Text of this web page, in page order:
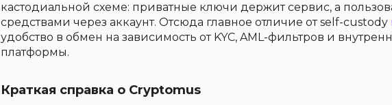
кастодиальной схеме: приватные ключи держит сервис, а
средствами через аккаунт. Отсюда главное отличие от self-custody
удобство в обмен на зависимость от KYC, AML-фильтров и
платформы.
Краткая справка о Cryptomus